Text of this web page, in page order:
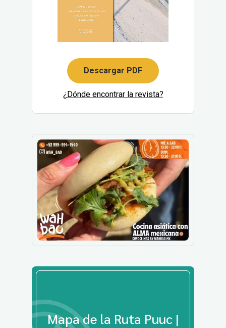
Descargar PDF
¿Dónde encontrar la revista?
Mapa de la Ruta Puuc |